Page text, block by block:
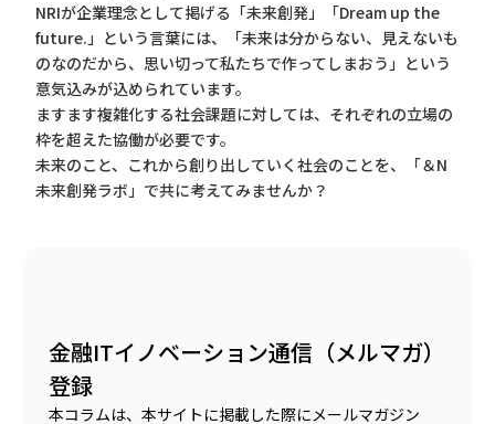
NRIが企業理念として掲げる「未来創発」「Dream up the
future.」という言葉には、「未来は分からない、見えないも
のなのだから、思い切って私たちで作ってしまおう」という
意気込みが込められています。
ますます複雑化する社会課題に対しては、それぞれの立場の
枠を超えた協働が必要です。
未来のこと、これから創り出していく社会のことを、「＆N
未来創発ラボ」で共に考えてみませんか？
金融ITイノベーション通信（メルマガ）
登録
本コラムは、本サイトに掲載した際にメールマガジン